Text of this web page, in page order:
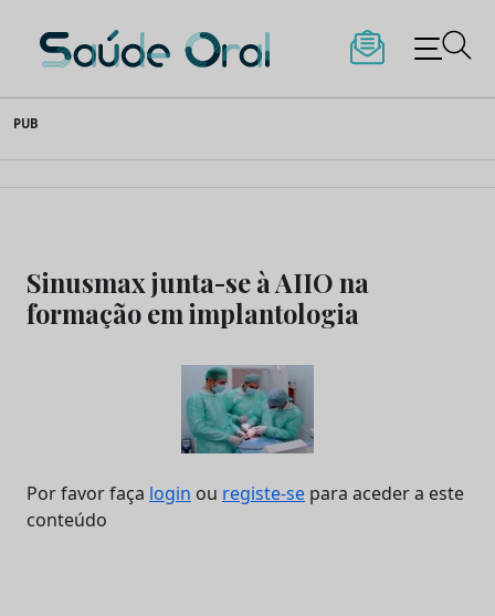
to
content
Saúde Oral
PUB
Sinusmax junta-se à AIIO na
formação em implantologia
Por favor faça login ou registe-se para aceder a este
conteúdo